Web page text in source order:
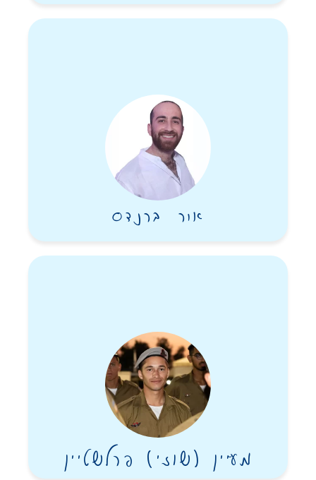
אור ברנדס
מעיין (שוזי) פרלשטיין